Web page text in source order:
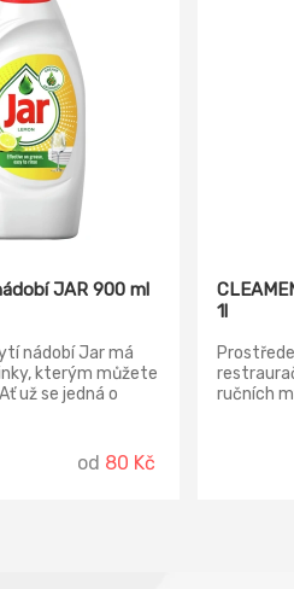
JAR 900 ml
nádobí Jar má
kterým můžete
už se jedná o
ohledu na úroveň
od 80 Kč
1l
ručních
pivu